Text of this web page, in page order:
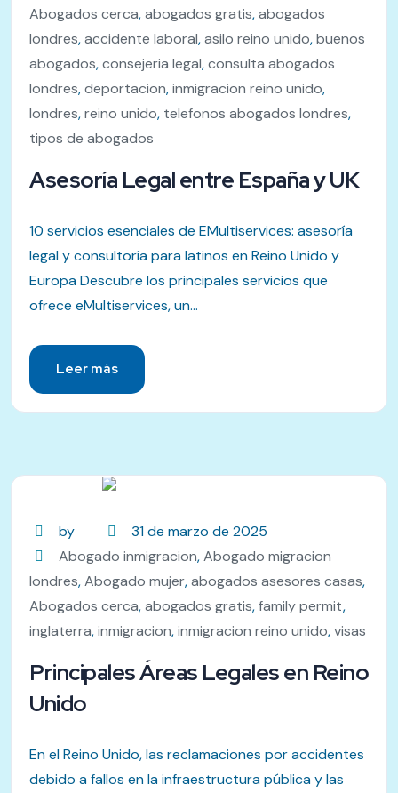
Abogados cerca,abogados gratis,abogados
londres,accidente laboral,asilo reino unido,buenos
abogados,consejeria legal,consulta abogados
londres,deportacion,inmigracion reino unido,
londres,reino unido, telefonos abogados londres,
tipos de abogados
Asesoría Legal entre España y UK
10 servicios esenciales de EMultiservices: asesoría
legal y consultoría para latinos en Reino Unido y
Europa Descubre los principales servicios que
ofrece eMultiservices, un...
Leer más
by
31 de marzo de 2025
Abogado inmigracion,Abogado migracion
londres,Abogado mujer,abogados asesores casas,
Abogados cerca,abogados gratis,family permit,
inglaterra,inmigracion,inmigracion reino unido,visas
Principales Áreas Legales en Reino
Unido
En el Reino Unido, las reclamaciones por accidentes
debido a fallos en la infraestructura pública y las